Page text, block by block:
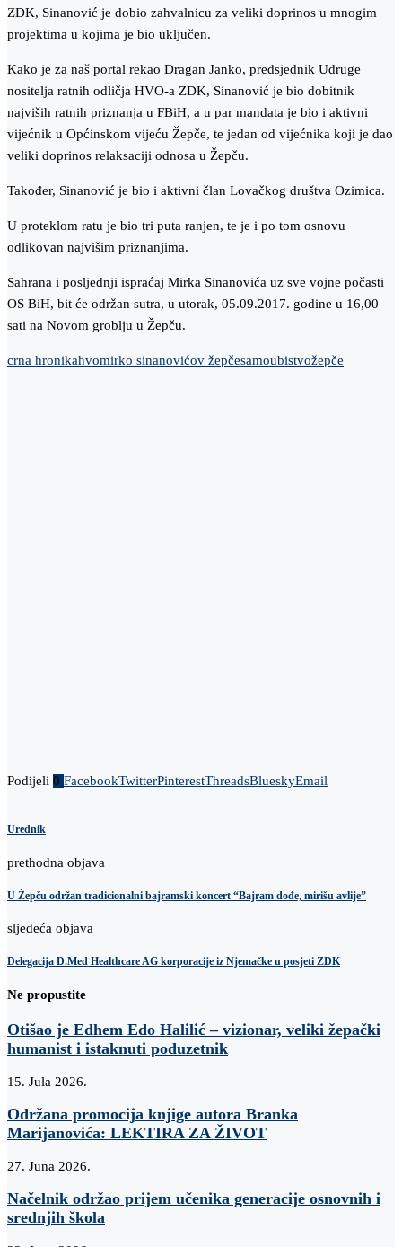
ZDK, Sinanović je dobio zahvalnicu za veliki doprinos u mnogim
projektima u kojima je bio uključen.
Kako je za naš portal rekao Dragan Janko, predsjednik Udruge
nositelja ratnih odličja HVO-a ZDK, Sinanović je bio dobitnik
najviših ratnih priznanja u FBiH, a u par mandata je bio i aktivni
vijećnik u Općinskom vijeću Žepče, te jedan od vijećnika koji je dao
veliki doprinos relaksaciji odnosa u Žepču.
Također, Sinanović je bio i aktivni član Lovačkog društva Ozimica.
U proteklom ratu je bio tri puta ranjen, te je i po tom osnovu
odlikovan najvišim priznanjima.
Sahrana i posljednji ispraćaj Mirka Sinanovića uz sve vojne počasti
OS BiH, bit će održan sutra, u utorak, 05.09.2017. godine u 16,00
sati na Novom groblju u Žepču.
crna hronikahvomirko sinanovićov žepčesamoubistvožepče
Podijeli 0 FacebookTwitterPinterestThreadsBlueskyEmail
Urednik
prethodna objava
U Žepču održan tradicionalni bajramski koncert “Bajram dođe, mirišu avlije”
sljedeća objava
Delegacija D.Med Healthcare AG korporacije iz Njemačke u posjeti ZDK
Ne propustite
Otišao je Edhem Edo Halilić – vizionar, veliki žepački
humanist i istaknuti poduzetnik
15. Jula 2026.
Održana promocija knjige autora Branka
Marijanovića: LEKTIRA ZA ŽIVOT
27. Juna 2026.
Načelnik održao prijem učenika generacije osnovnih i
srednjih škola